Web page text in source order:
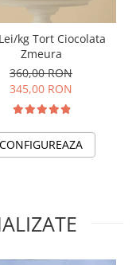
kg Tort Ciocolata
Zmeura
360,00 RON
345,00 RON
CONFIGUREAZA